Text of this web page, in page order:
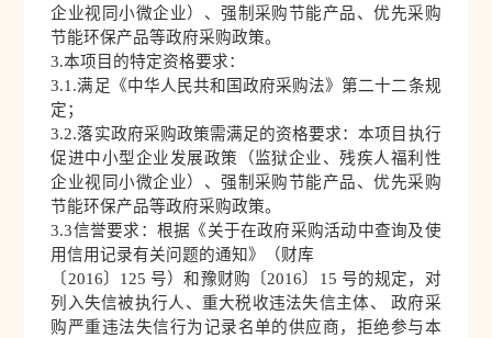
企业视同小微企业）、强制采购节能产品、优先采购
节能环保产品等政府采购政策。
3.本项目的特定资格要求：
3.1.满足《中华人民共和国政府采购法》第二十二条规
定；
3.2.落实政府采购政策需满足的资格要求：本项目执行
促进中小型企业发展政策（监狱企业、残疾人福利性
企业视同小微企业）、强制采购节能产品、优先采购
节能环保产品等政府采购政策。
3.3信誉要求：根据《关于在政府采购活动中查询及使
用信用记录有关问题的通知》（财库
〔2016〕125 号）和豫财购〔2016〕15 号的规定，对
列入失信被执行人、重大税收违法失信主体、 政府采
购严重违法失信行为记录名单的供应商，拒绝参与本